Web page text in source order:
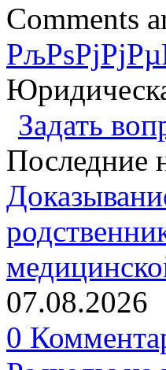
Comments
Задать
Последние
07.08.2026
0